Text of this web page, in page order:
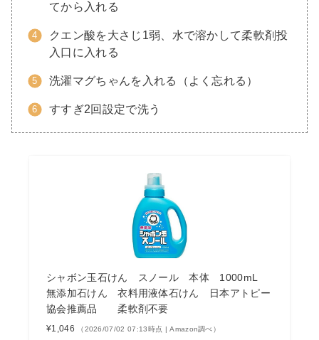
てから入れる
クエン酸を大さじ1弱、水で溶かして柔軟剤投
入口に入れる
洗濯マグちゃんを入れる（よく忘れる）
すすぎ2回設定で洗う
シャボン玉石けん スノール 本体 1000mL
無添加石けん 衣料用液体石けん 日本アトピー
協会推薦品 柔軟剤不要
¥1,046 （2026/07/02 07:13時点 | Amazon調べ）